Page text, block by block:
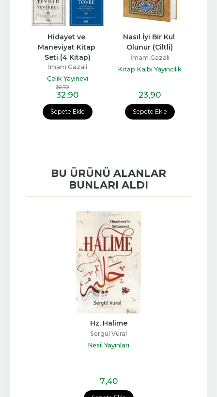
Sepete Ekle
Hidayet ve
Maneviyat Kitap
Seti (4 Kitap)
İmam Gazali
Çelik Yayınevi
39,70
32,90
Sepete Ekle
Nasıl İyi Bir Kul
Olunur (Ciltli)
İmam Gazali
Kitap Kalbi Yayıncılık
23,90
BU ÜRÜNÜ ALANLAR
BUNLARI ALDI
Hz. Halime
Sergül Vural
Nesil Yayınları
7,40